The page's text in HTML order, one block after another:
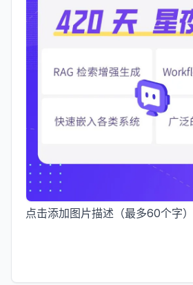
点击添加图片描述（最多60个字）